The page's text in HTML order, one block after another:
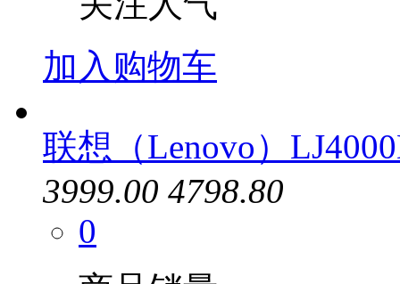
加入购物车
联想（Lenovo）
3999.00 4798.80
0